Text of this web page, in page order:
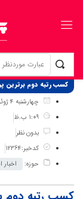
برگ نخست
نوشته‌ها
کسب رتبه دوم برترین پرتره سال 2024
چهارشنبه 4 ژوئن 2025
1:09 ب.ظ
بدون نظر
کدخبر:12364
حوزه:
اخبار